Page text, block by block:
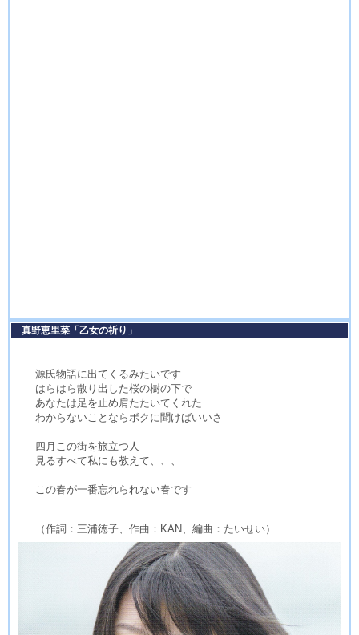
真野恵里菜「乙女の祈り」
源氏物語に出てくるみたいです
はらはら散り出した桜の樹の下で
あなたは足を止め肩たたいてくれた
わからないことならボクに聞けばいいさ
四月この街を旅立つ人
見るすべて私にも教えて、、、
この春が一番忘れられない春です
（作詞：三浦徳子、作曲：KAN、編曲：たいせい）